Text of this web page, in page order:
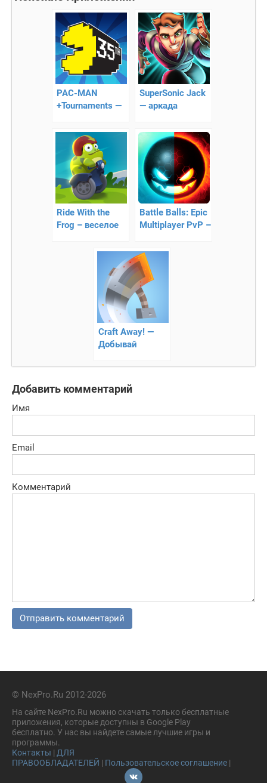
PAC-MAN
+Tournaments —
SuperSonic Jack
— аркада
Ride With the
Frog – веселое
Battle Balls: Epic
Multiplayer PvP –
соперников
Craft Away! —
Добывай
Добавить комментарий
Имя
Email
Комментарий
© NexPro.Ru 2012-2026
На сайте NexPro.Ru можно скачать только бесплатные
приложения, которые доступны в Google Play
бесплатно. У нас вы найдете самые лучшие игры и
программы.
Контакты | ДЛЯ
ПРАВООБЛАДАТЕЛЕЙ | Пользовательское соглашение |